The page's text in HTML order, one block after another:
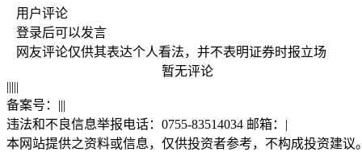
用户评论
登录后可以发言
网友评论仅供其表达个人看法，并不表明证券时报立场
暂无评论
|||||
备案号： |||
违法和不良信息举报电话：0755-83514034 邮箱： |
本网站提供之资料或信息，仅供投资者参考，不构成投资建议